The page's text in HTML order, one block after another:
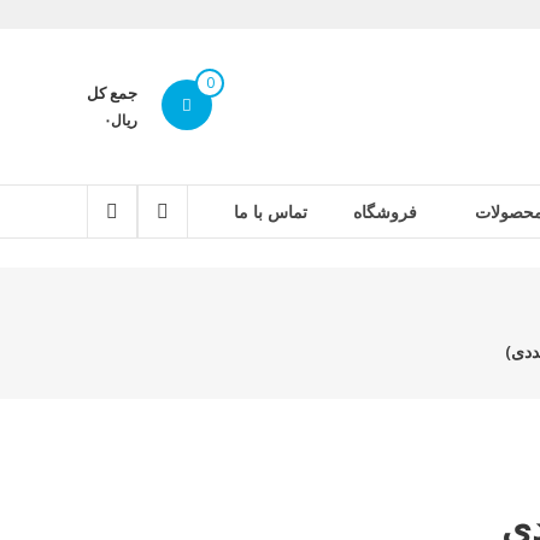
0 جمع کل
ریال۰
فروشگاه تماس با ما